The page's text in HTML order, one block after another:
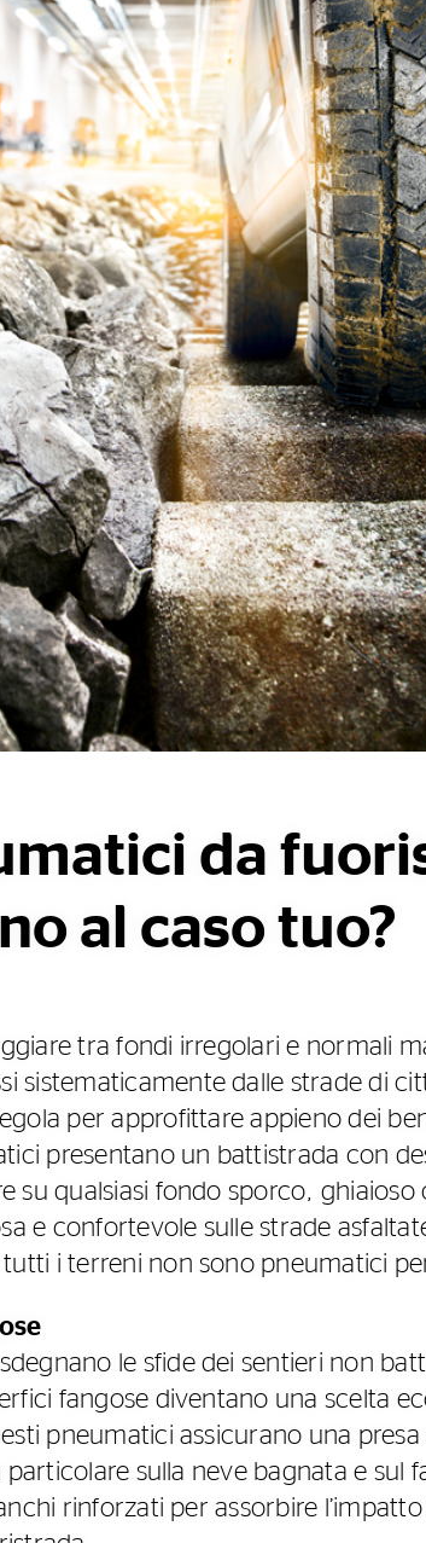
da
al caso tuo?
tra fondi irregolari e normali
sistematicamente dalle strade di
per approfittare appieno dei
presentano un battistrada con
su qualsiasi fondo sporco, ghiaioso
e confortevole sulle strade
i terreni non sono pneumatici
le sfide dei sentieri non
fangose diventano una scelta
pneumatici assicurano una
sulla neve bagnata e sul
rinforzati per assorbire